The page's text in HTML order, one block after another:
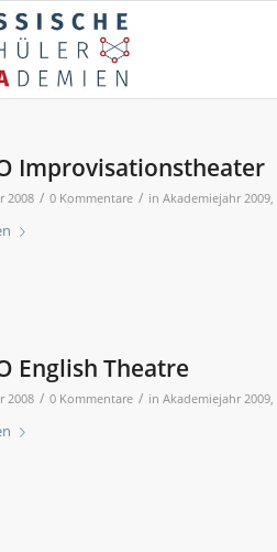
Improvisationstheater
2008 / 0 Kommentare / in Akademiejahr 2009,
English Theatre
2008 / 0 Kommentare / in Akademiejahr 2009,